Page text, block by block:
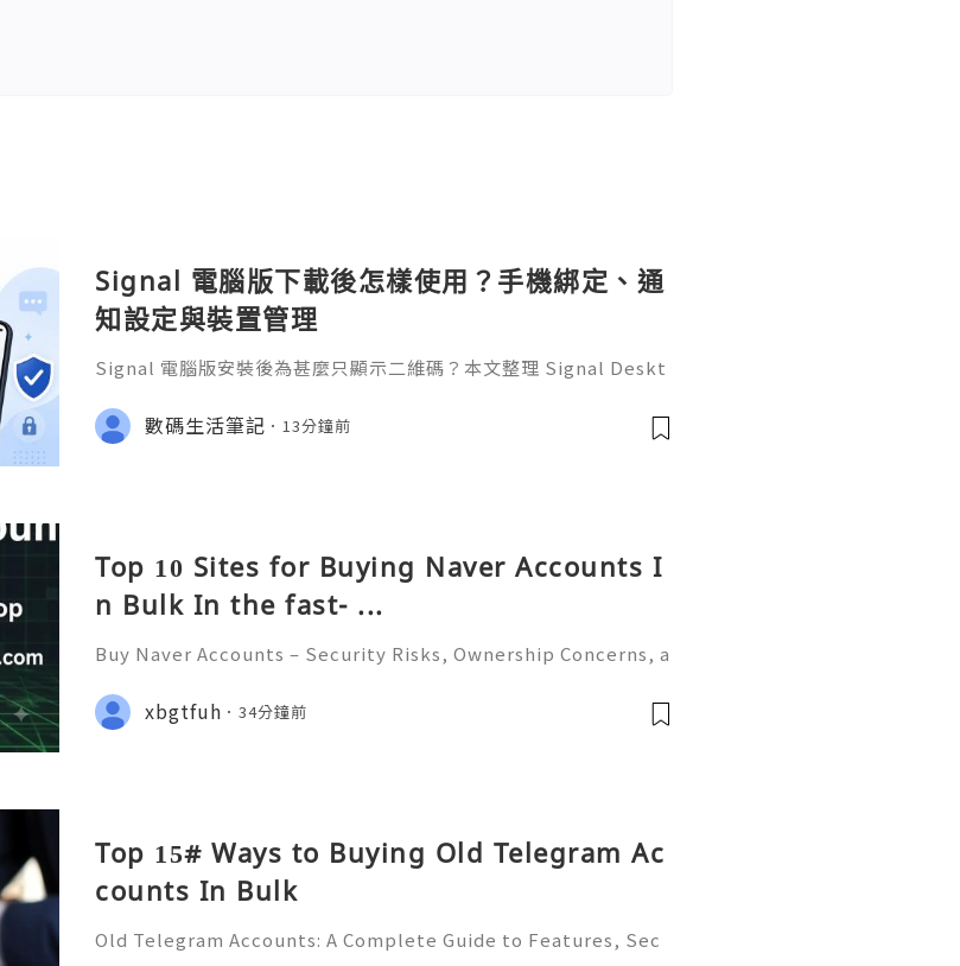
Signal 電腦版下載後怎樣使用？手機綁定、通
知設定與裝置管理
Signal 電腦版安裝後為甚麼只顯示二維碼？本文整理 Signal Deskt
麥克風、攝像頭、聊天記錄和已連結裝置等首次設定。另說明二維碼
無法掃描、收不到通知
數碼生活筆記 13分鐘前
Top 10 Sites for Buying Naver Accounts I
n Bulk In the fast- ...
Buy Naver Accounts – Security Risks, Ownership Concerns, a
REPLY GUARANTEED ✨🔥⚡️🌐 ⚡️📱💬🚀 Telegram: @getpvatop
⚡️📢👤🔔 Telegram Username: @getpvatop
xbgtfuh 34分鐘前
Top 15# Ways to Buying Old Telegram Ac
counts In Bulk
Old Telegram Accounts: A Complete Guide to Features, Sec